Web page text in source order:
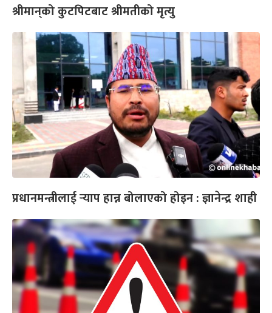
श्रीमान‍्‍को कुटपिटबाट श्रीमतीको मृत्यु
प्रधानमन्त्रीलाई र्‍याप हान्न बोलाएको होइन : ज्ञानेन्द्र शाही